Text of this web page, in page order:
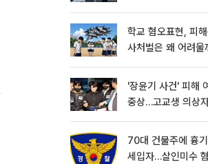
학교 혐오표현, 피
사처벌은 왜 어려
'장윤기 사건' 피해
중상…고교생 의상
70대 건물주에 흉
세입자…살인미수